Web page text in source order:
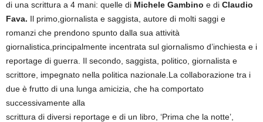
di una scrittura a 4 mani: quelle di Michele Gambino e di Claudio
Fava. Il primo,giornalista e saggista, autore di molti saggi e
romanzi che prendono spunto dalla sua attività
giornalistica,principalmente incentrata sul giornalismo d’inchiesta e i
reportage di guerra. Il secondo, saggista, politico, giornalista e
scrittore, impegnato nella politica nazionale.La collaborazione tra i
due è frutto di una lunga amicizia, che ha comportato
successivamente alla
scrittura di diversi reportage e di un libro, ‘Prima che la notte’,